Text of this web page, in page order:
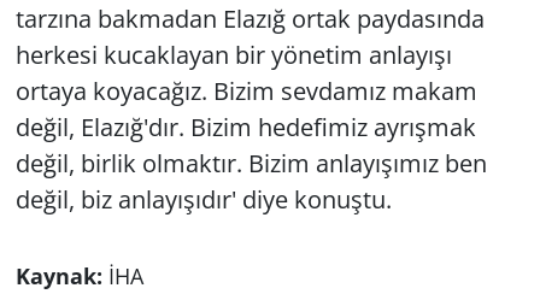
tarzına bakmadan Elazığ ortak paydasında
herkesi kucaklayan bir yönetim anlayışı
ortaya koyacağız. Bizim sevdamız makam
değil, Elazığ'dır. Bizim hedefimiz ayrışmak
değil, birlik olmaktır. Bizim anlayışımız ben
değil, biz anlayışıdır' diye konuştu.
Kaynak: İHA